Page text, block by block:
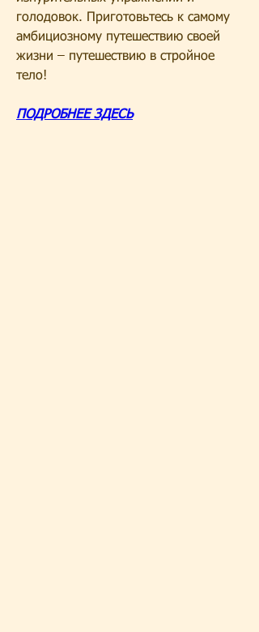
голодовок. Приготовьтесь к самому
амбициозному путешествию своей
жизни – путешествию в стройное
тело!
ПОДРОБНЕЕ ЗДЕСЬ